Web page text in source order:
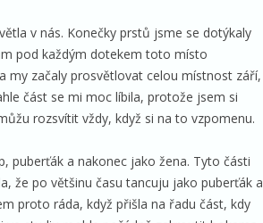
v nás. Konečky prstů jsme se dotýkaly
pod každým dotekem toto místo
my začaly prosvětlovat celou místnost září,
část se mi moc líbila, protože jsem si
rozsvítit vždy, když si na to vzpomenu.
puberťák a nakonec jako žena. Tyto části
že po většinu času tancuju jako puberťák a
proto ráda, když přišla na řadu část, kdy